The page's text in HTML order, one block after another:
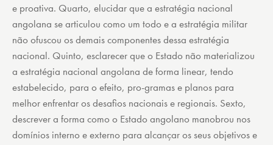
e proativa. Quarto, elucidar que a estratégia nacional
angolana se articulou como um todo e a estratégia militar
não ofuscou os demais componentes dessa estratégia
nacional. Quinto, esclarecer que o Estado não materializou
a estratégia nacional angolana de forma linear, tendo
estabelecido, para o efeito, pro-gramas e planos para
melhor enfrentar os desafios nacionais e regionais. Sexto,
descrever a forma como o Estado angolano manobrou nos
domínios interno e externo para alcançar os seus objetivos e